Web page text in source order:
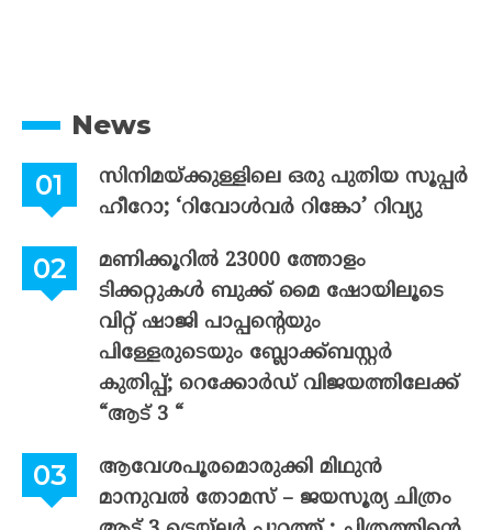
News
സിനിമയ്ക്കുള്ളിലെ ഒരു പുതിയ സൂപ്പർ
ഹീറോ; ‘റിവോൾവർ റിങ്കോ’ റിവ്യു
മണിക്കൂറിൽ 23000 ത്തോളം
ടിക്കറ്റുകൾ ബുക്ക് മൈ ഷോയിലൂടെ
വിറ്റ് ഷാജി പാപ്പന്റെയും
പിള്ളേരുടെയും ബ്ലോക്ക്ബസ്റ്റർ
കുതിപ്പ്; റെക്കോർഡ് വിജയത്തിലേക്ക്
“ആട് 3 “
ആവേശപൂരമൊരുക്കി മിഥുൻ
മാനുവൽ തോമസ് – ജയസൂര്യ ചിത്രം